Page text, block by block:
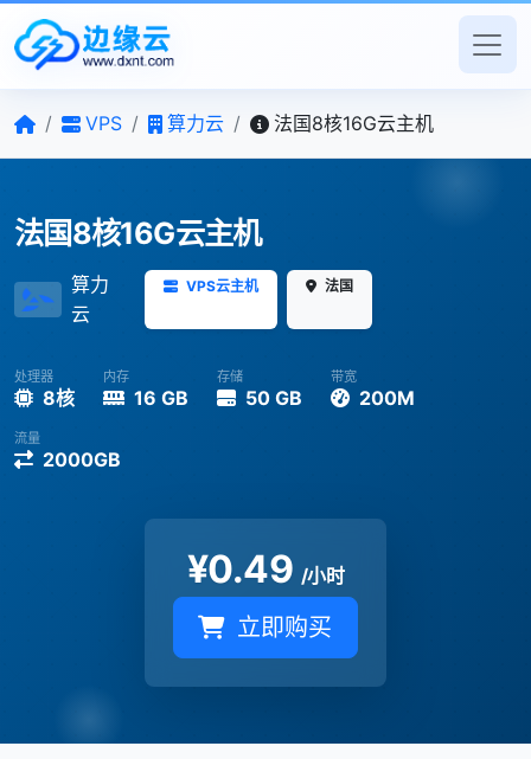
/ VPS / 算力云 / 法国8核16G云主机
法国8核16G云主机
算力
云
VPS云主机 法国
处理器
8核
内存
16 GB
存储
50 GB
带宽
200M
流量
2000GB
¥0.49 /小时
立即购买